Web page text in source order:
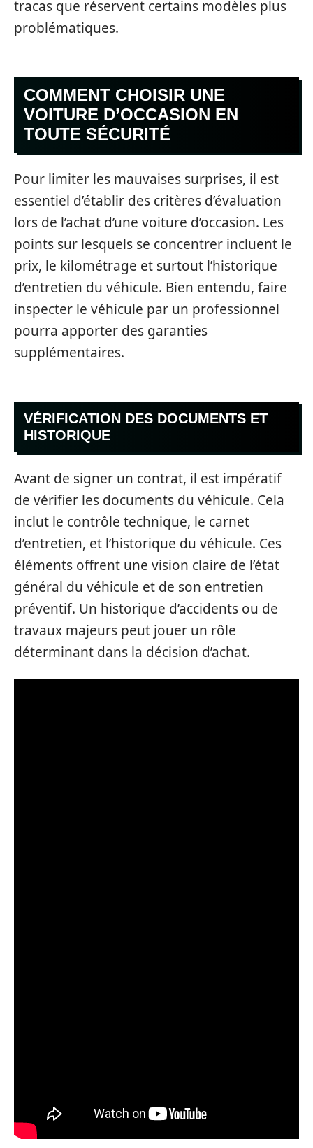
tracas que réservent certains modèles plus
problématiques.
COMMENT CHOISIR UNE
VOITURE D’OCCASION EN
TOUTE SÉCURITÉ
Pour limiter les mauvaises surprises, il est
essentiel d’établir des critères d’évaluation
lors de l’achat d’une voiture d’occasion. Les
points sur lesquels se concentrer incluent le
prix, le kilométrage et surtout l’historique
d’entretien du véhicule. Bien entendu, faire
inspecter le véhicule par un professionnel
pourra apporter des garanties
supplémentaires.
VÉRIFICATION DES DOCUMENTS ET
HISTORIQUE
Avant de signer un contrat, il est impératif
de vérifier les documents du véhicule. Cela
inclut le contrôle technique, le carnet
d’entretien, et l’historique du véhicule. Ces
éléments offrent une vision claire de l’état
général du véhicule et de son entretien
préventif. Un historique d’accidents ou de
travaux majeurs peut jouer un rôle
déterminant dans la décision d’achat.